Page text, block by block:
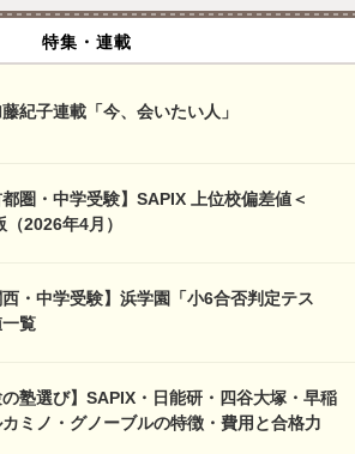
特集・連載
紀子連載「今、会いたい人」
圏・中学受験】SAPIX 上位校偏差値＜
2026年4月）
・中学受験】浜学園「小6合否判定テス
一覧
の塾選び】SAPIX・日能研・四谷大塚・早稲
ミノ・グノーブルの特徴・費用と合格力